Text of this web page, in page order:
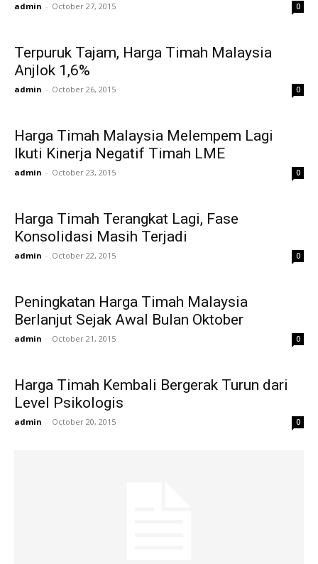
admin - October 27, 2015 0
Terpuruk Tajam, Harga Timah Malaysia
Anjlok 1,6%
admin - October 26, 2015 0
Harga Timah Malaysia Melempem Lagi
Ikuti Kinerja Negatif Timah LME
admin - October 23, 2015 0
Harga Timah Terangkat Lagi, Fase
Konsolidasi Masih Terjadi
admin - October 22, 2015 0
Peningkatan Harga Timah Malaysia
Berlanjut Sejak Awal Bulan Oktober
admin - October 21, 2015 0
Harga Timah Kembali Bergerak Turun dari
Level Psikologis
admin - October 20, 2015 0